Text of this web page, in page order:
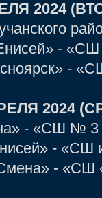
2024
- «СШ
-
2024
- «СШ № 3
- «СШ
- «СШ